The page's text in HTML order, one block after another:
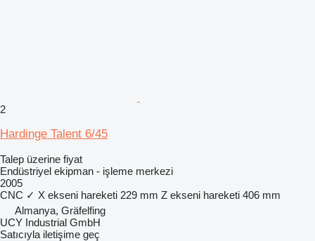
2
Hardinge Talent 6/45
Talep üzerine fiyat
Endüstriyel ekipman - işleme merkezi
2005
CNC ✓ X ekseni hareketi 229 mm Z ekseni hareketi 406 mm
Almanya, Gräfelfing
UCY Industrial GmbH
Satıcıyla iletişime geç